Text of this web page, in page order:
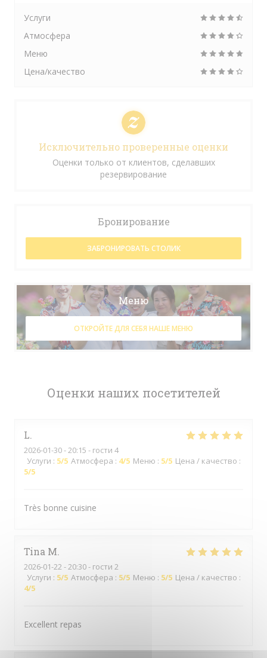
Оценки наших посетителей
L
2026-01-30- 20:15 - гости 4
Услуги : 5/5 Атмосфера : 4/5 Меню : 5/5 Цена / качество :
5/5
Très bonne cuisine
Tina M
2026-01-22 - 20:30 - гости 2
Услуги : 5/5 Атмосфера : 5/5 Меню : 5/5 Цена / качество :
4/5
Excellent repas
Услуги
Атмосфера
Меню
Цена/качество
Исключительно проверенные оценки
Оценки только от клиентов, сделавших
резервирование
Бронирование
ЗАБРОНИРОВАТЬ СТОЛИК
Меню
ОТКРОЙТЕ ДЛЯ СЕБЯ НАШЕ МЕНЮ